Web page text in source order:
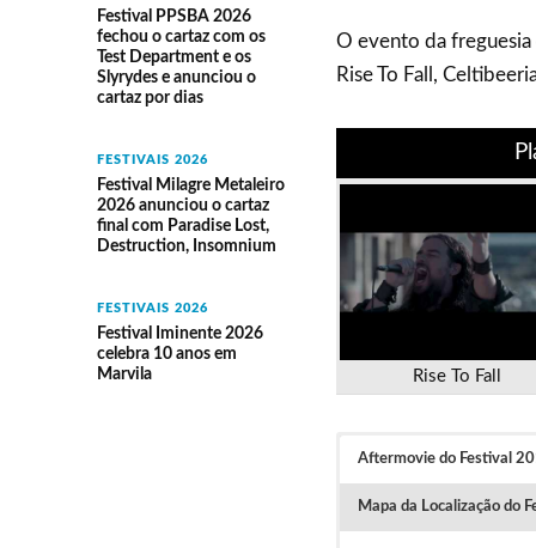
Festival PPSBA 2026
fechou o cartaz com os
Test Department e os
Slyrydes e anunciou o
cartaz por dias
FESTIVAIS 2026
Festival Milagre Metaleiro
2026 anunciou o cartaz
final com Paradise Lost,
Destruction, Insomnium
FESTIVAIS 2026
Festival Iminente 2026
celebra 10 anos em
Marvila
O evento da
Rise To Fall,
Rise To Fall
Aftermovie do Festival
Mapa da Localização do